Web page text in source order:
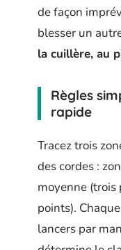
de façon
blesser un
la cuillère, au
Règles
rapide
Tracez trois
des cordes :
moyenne (trois
points).
lancers par